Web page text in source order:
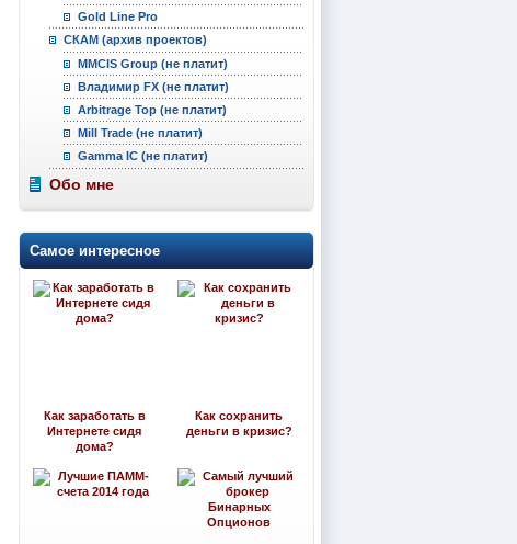
Gold Line Pro
СКАМ (архив проектов)
MMCIS Group (не платит)
Владимир FX (не платит)
Arbitrage Top (не платит)
Mill Trade (не платит)
Gamma IC (не платит)
Обо мне
Самое интересное
Как заработать в
Интернете сидя
дома?
Как сохранить
деньги в кризис?